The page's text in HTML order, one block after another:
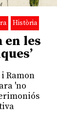
Història
les
Ramon
'no